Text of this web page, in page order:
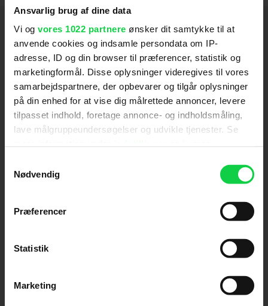
Ansvarlig brug af dine data
Vi og vores 1022 partnere ønsker dit samtykke til at
anvende cookies og indsamle persondata om IP-
adresse, ID og din browser til præferencer, statistik og
marketingformål. Disse oplysninger videregives til vores
samarbejdspartnere, der opbevarer og tilgår oplysninger
på din enhed for at vise dig målrettede annoncer, levere
tilpasset indhold, foretage annonce- og indholdsmåling,
lave målgruppeundersøgelser og udvikle tjenester. Se
tilbage eller ændre indstillinger fra vores
"Cookiedeklaration", eller ved at trykke på "Privacy
Indsamle præcise oplysninger om din placering,
Identificere din enhed baseret på en scanning af
dens unikke karakteristika (fingerprinting)
Nødvendig
Præferencer
Statistik
Marketing
Hold dig opdateret
Send
Ved tilmelding accepterer jeg samtidig
Kino.dks Markedsføringssamtykke